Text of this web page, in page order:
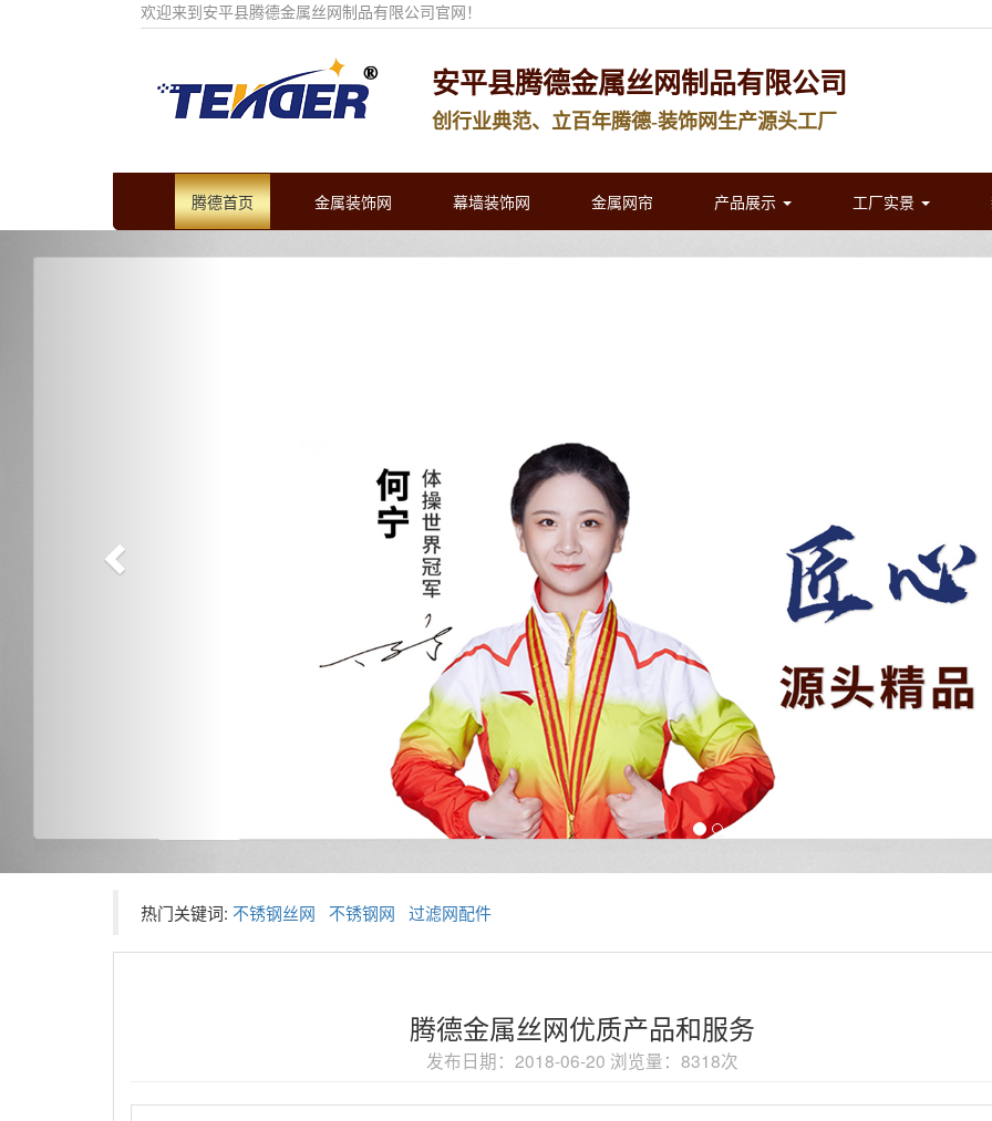
欢迎来到安平县腾德金属丝网制品有限公司官网！
安平县腾德金属丝网制品有限公司
创行业典范、立百年腾德-装饰网生产源头工厂
腾德首页 金属装饰网 幕墙装饰网 金属网帘 产品展示 工厂实景
热门关键词: 不锈钢丝网 不锈钢网 过滤网配件
腾德金属丝网优质产品和服务
发布日期：2018-06-20 浏览量：8318次